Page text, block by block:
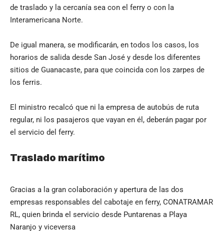
de traslado y la cercanía sea con el ferry o con la
Interamericana Norte.
De igual manera, se modificarán, en todos los casos, los
horarios de salida desde San José y desde los diferentes
sitios de Guanacaste, para que coincida con los zarpes de
los ferris.
El ministro recalcó que ni la empresa de autobús de ruta
regular, ni los pasajeros que vayan en él, deberán pagar por
el servicio del ferry.
Traslado marítimo
Gracias a la gran colaboración y apertura de las dos
empresas responsables del cabotaje en ferry, CONATRAMAR
RL, quien brinda el servicio desde Puntarenas a Playa
Naranjo y viceversa